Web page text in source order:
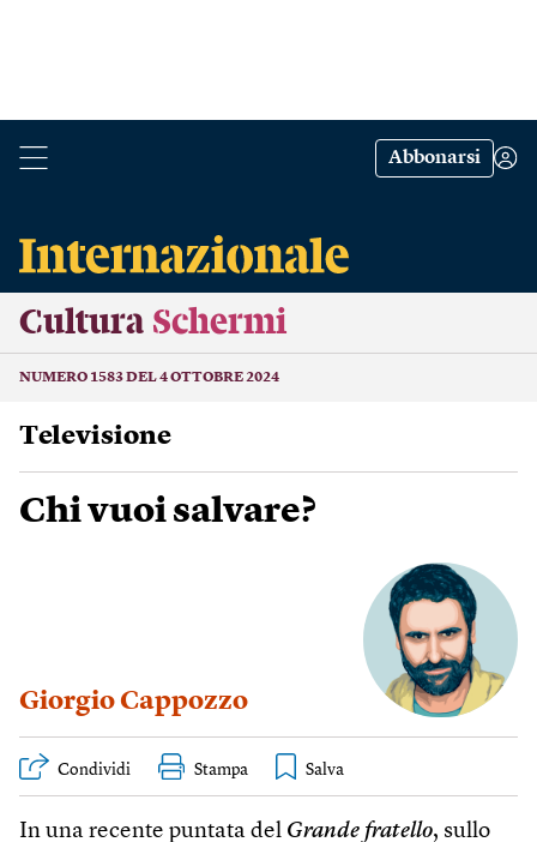
Abbonarsi
Cultura Schermi
NUMERO 1583 DEL 4 OTTOBRE 2024
Televisione
Chi vuoi salvare?
Giorgio Cappozzo
Condividi Stampa
In una recente puntata del Grande fratello, sullo